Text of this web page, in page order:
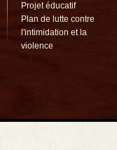
Projet éducatif
Plan de lutte contre
l'intimidation et la
violence